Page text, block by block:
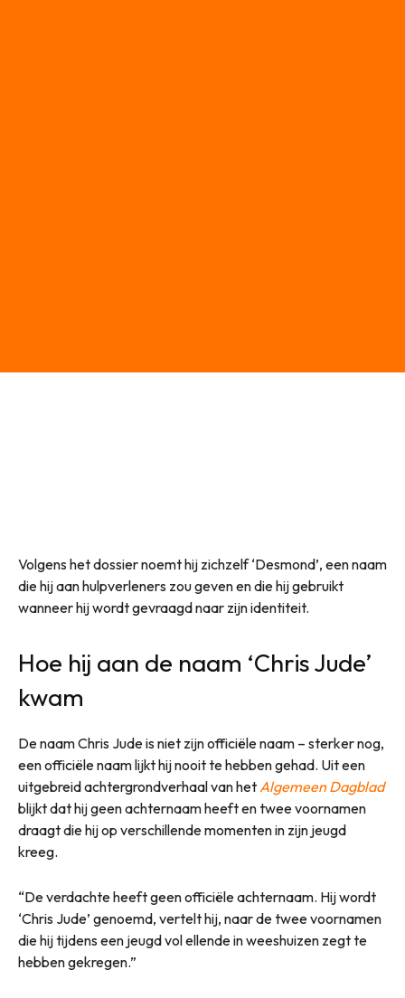
Volgens het dossier noemt hij zichzelf ‘Desmond’, een naam
die hij aan hulpverleners zou geven en die hij gebruikt
wanneer hij wordt gevraagd naar zijn identiteit.
Hoe hij aan de naam ‘Chris Jude’
kwam
De naam Chris Jude is niet zijn officiële naam – sterker nog,
een officiële naam lijkt hij nooit te hebben gehad. Uit een
uitgebreid achtergrondverhaal van het Algemeen Dagblad
blijkt dat hij geen achternaam heeft en twee voornamen
draagt die hij op verschillende momenten in zijn jeugd
kreeg.
“De verdachte heeft geen officiële achternaam. Hij wordt
‘Chris Jude’ genoemd, vertelt hij, naar de twee voornamen
die hij tijdens een jeugd vol ellende in weeshuizen zegt te
hebben gekregen.”